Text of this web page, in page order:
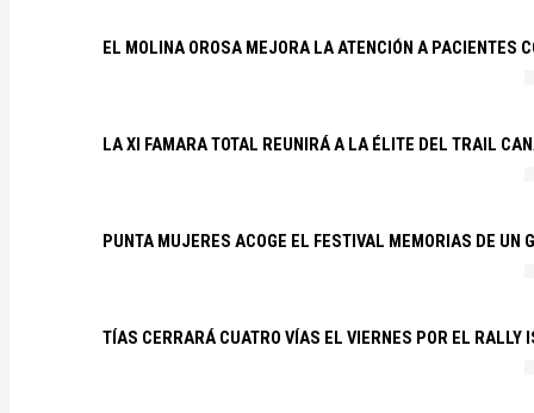
EL MOLINA OROSA MEJORA LA ATENCIÓN A PACIENTES
LA XI FAMARA TOTAL REUNIRÁ A LA ÉLITE DEL TRAIL
PUNTA MUJERES ACOGE EL FESTIVAL MEMORIAS DE UN
TÍAS CERRARÁ CUATRO VÍAS EL VIERNES POR EL RALLY